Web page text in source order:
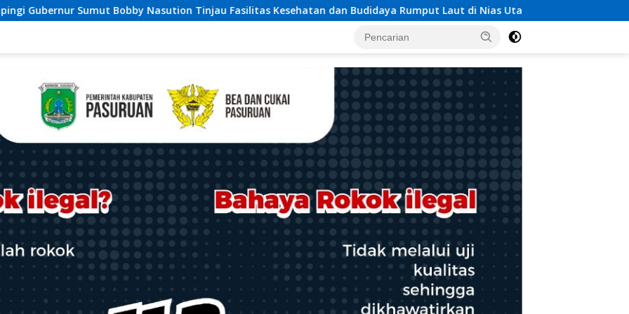
Tinjau Fasilitas Kesehatan dan Budidaya Rumput Laut di Nias Utara Respons Cepat Pos TNI AL Selatpanjang